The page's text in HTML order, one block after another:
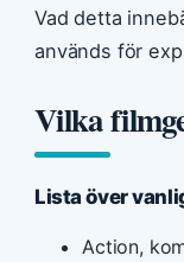
Vad detta
används för
Vilka
Lista över
Action,